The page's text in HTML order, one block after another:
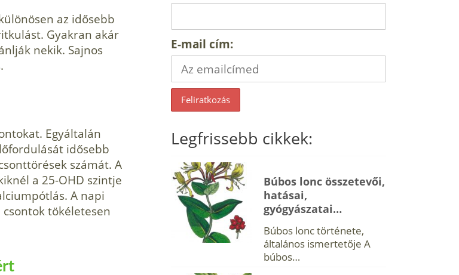
az idősebb
Gyakran akár
nekik. Sajnos
Egyáltalán
idősebb
számát. A
a 25-OHD szintje
A napi
tökéletesen
E-mail cím:
Legfrissebb cikkek:
Búbos lonc összetevői,
hatásai,
gyógyászatai…
Búbos lonc története,
általános ismertetője A
búbos…